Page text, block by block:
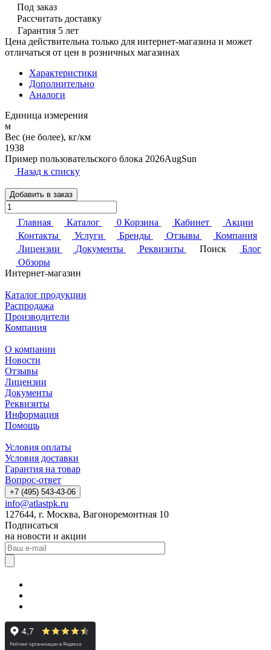
Под заказ
Рассчитать доставку
Гарантия 5 лет
Цена действительна только для интернет-магазина и может
отличаться от цен в розничных магазинах
Характеристики
Дополнительно
Аналоги
Единица измерения
м
Вес (не более), кг/км
1938
Пример пользовательского блока 2026AugSun
Назад к списку
Добавить в заказ
Главная Каталог 0 Корзина Кабинет
Акции
Контакты
Услуги Бренды Отзывы
Компания
Лицензии
Документы Реквизиты Поиск
Блог
Обзоры
Интернет-магазин
Каталог продукции
Распродажа
Производители
Компания
О компании
Новости
Отзывы
Лицензии
Документы
Реквизиты
Информация
Помощь
Условия оплаты
Условия доставки
Гарантия на товар
Вопрос-ответ
+7 (495) 543-43-06
info@atlastpk.ru
127644, г. Москва, Вагоноремонтная 10
Подписаться
на новости и акции